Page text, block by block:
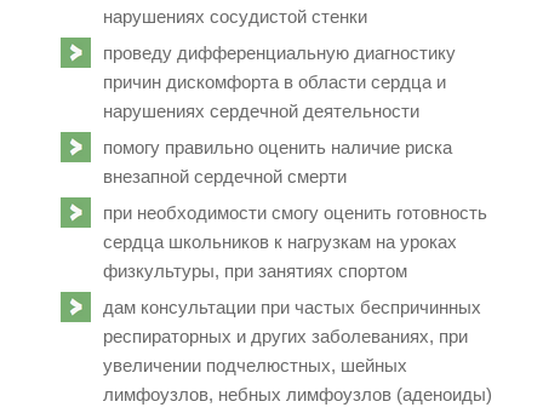
нарушениях сосудистой стенки
проведу дифференциальную диагностику
причин дискомфорта в области сердца и
нарушениях сердечной деятельности
помогу правильно оценить наличие риска
внезапной сердечной смерти
при необходимости смогу оценить готовность
сердца школьников к нагрузкам на уроках
физкультуры, при занятиях спортом
дам консультации при частых беспричинных
респираторных и других заболеваниях, при
увеличении подчелюстных, шейных
лимфоузлов, небных лимфоузлов (аденоиды)